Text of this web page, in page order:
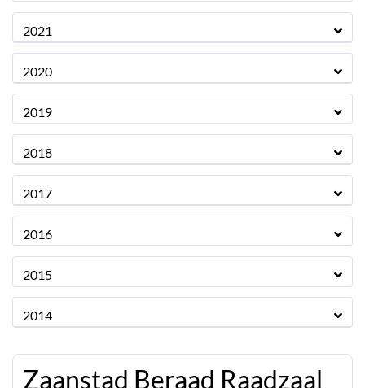
2021
2020
2019
2018
2017
2016
2015
2014
Zaanstad Beraad Raadzaal